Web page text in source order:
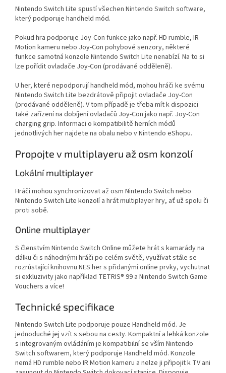
Nintendo Switch Lite spustí všechen Nintendo Switch software,
který podporuje handheld mód.
Pokud hra podporuje Joy-Con funkce jako např. HD rumble, IR
Motion kameru nebo Joy-Con pohybové senzory, některé
funkce samotná konzole Nintendo Switch Lite nenabízí. Na to si
lze pořídit ovladače Joy-Con (prodávané odděleně).
U her, které nepodporují handheld mód, mohou hráči ke svému
Nintendo Switch Lite bezdrátově připojit ovladače Joy-Con
(prodávané odděleně). V tom případě je třeba mít k dispozici
také zařízení na dobíjení ovladačů Joy-Con jako např. Joy-Con
charging grip. Informaci o kompatibilitě herních módů
jednotlivých her najdete na obalu nebo v Nintendo eShopu.
Propojte v multiplayeru až osm konzolí
Lokální multiplayer
Hráči mohou synchronizovat až osm Nintendo Switch nebo
Nintendo Switch Lite konzolí a hrát multiplayer hry, ať už spolu či
proti sobě.
Online multiplayer
S členstvím Nintendo Switch Online můžete hrát s kamarády na
dálku či s náhodnými hráči po celém světě, využívat stále se
rozrůstající knihovnu NES her s přidanými online prvky, vychutnat
si exkluzivity jako například TETRIS® 99 a Nintendo Switch Game
Vouchers a více!
Technické specifikace
Nintendo Switch Lite podporuje pouze Handheld mód. Je
jednoduché jej vzít s sebou na cesty. Kompaktní a lehká konzole
s integrovaným ovládáním je kompatibilní se vším Nintendo
Switch softwarem, který podporuje Handheld mód. Konzole
nemá HD rumble nebo IR Motion kameru a nelze ji připojit k TV ani